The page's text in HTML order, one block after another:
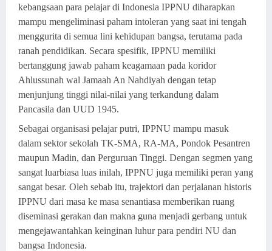
kebangsaan para pelajar di Indonesia IPPNU diharapkan
mampu mengeliminasi paham intoleran yang saat ini tengah
menggurita di semua lini kehidupan bangsa, terutama pada
ranah pendidikan. Secara spesifik, IPPNU memiliki
bertanggung jawab paham keagamaan pada koridor
Ahlussunah wal Jamaah An Nahdiyah dengan tetap
menjunjung tinggi nilai-nilai yang terkandung dalam
Pancasila dan UUD 1945.
Sebagai organisasi pelajar putri, IPPNU mampu masuk
dalam sektor sekolah TK-SMA, RA-MA, Pondok Pesantren
maupun Madin, dan Perguruan Tinggi. Dengan segmen yang
sangat luarbiasa luas inilah, IPPNU juga memiliki peran yang
sangat besar. Oleh sebab itu, trajektori dan perjalanan historis
IPPNU dari masa ke masa senantiasa memberikan ruang
diseminasi gerakan dan makna guna menjadi gerbang untuk
mengejawantahkan keinginan luhur para pendiri NU dan
bangsa Indonesia.